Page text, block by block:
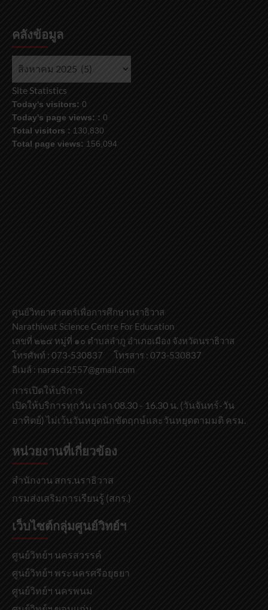
คลังข้อมูล
คลัง
Site Statistics
Today's visitors: 0
Today's page views: : 0
Total visitors : 130,830
Total page views: 156,094
ศูนย์วิทยาศาสตร์เพื่อการศึกษานราธิวาส
Narathiwat Science Centre For Education
เลขที่ ๒๒๔ หมู่ที่ ๑๐ ตำบลลำภู อำเภอเมือง จังหวัดนราธิวาส
โทรศัพท์ : 073-530837 โทรสาร : 073-530837
อีเมล์ : narasci2557@gmail.com
การเปิดให้บริการ
เปิดให้บริการทุกวัน เวลา 08.30 - 16.30 น. (วันจันทร์-วัน
อาทิตย์) ไม่เว้นวันหยุดนักขัตฤกษ์และวันหยุดตามมติ ครม.
หน่วยงานที่เกี่ยวข้อง
สำนักงาน สกร.นราธิวาส
กรมส่งเสริมการเรียนรู้ (สกร.)
เว็บไซต์กลุ่มศูนย์วิทย์ฯ
ศูนย์วิทย์ฯ นครสวรรค์
ศูนย์วิทย์ฯ พระนครศรีอยุธยา
ศูนย์วิทย์ฯ นครพนม